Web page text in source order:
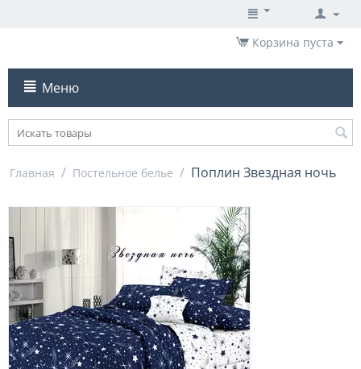
Корзина пуста
Меню
Главная / Постельное белье / Поплин Звездная ночь